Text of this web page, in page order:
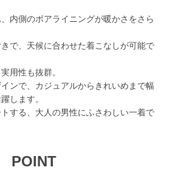
内側のボアライニングが暖かさをさら
で、天候に合わせた着こなしが可能で
用性も抜群。
ンで、カジュアルからきれいめまで幅
します。
する、大人の男性にふさわしい一着で
POINT